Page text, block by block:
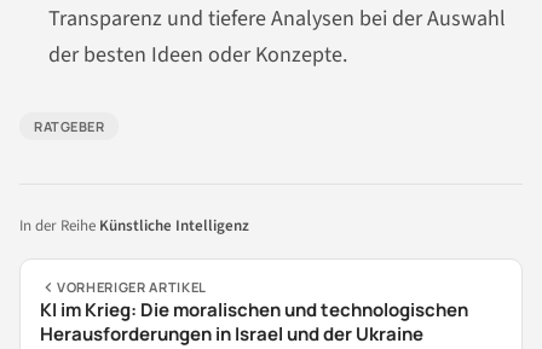
Transparenz und tiefere Analysen bei der Auswahl
der besten Ideen oder Konzepte.
RATGEBER
In der Reihe Künstliche Intelligenz
VORHERIGER ARTIKEL
KI im Krieg: Die moralischen und technologischen
Herausforderungen in Israel und der Ukraine